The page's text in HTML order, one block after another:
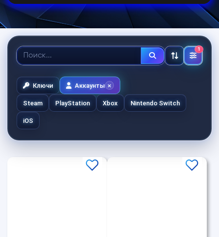
1
Ключи Аккаунты
Steam PlayStation Xbox Nintendo Switch
iOS